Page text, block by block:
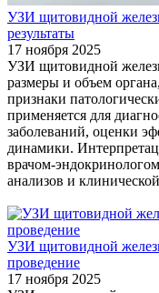
УЗИ щитовидной
результаты
17 ноября 2025
УЗИ щитовидной
размеры и объем
признаки
применяется для
заболеваний, оценки
динамики.
врачом-
анализов и
УЗИ щитовидной
проведение
17 ноября 2025